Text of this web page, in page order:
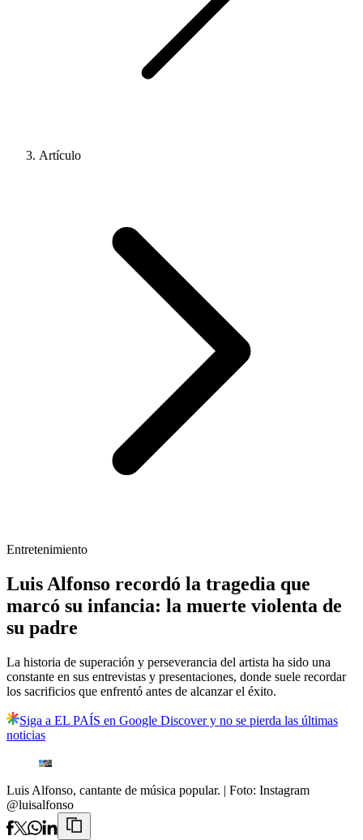
Artículo
Entretenimiento
Luis Alfonso recordó la tragedia que
marcó su infancia: la muerte violenta de
su padre
La historia de superación y perseverancia del artista ha sido una
constante en sus entrevistas y presentaciones, donde suele recordar
los sacrificios que enfrentó antes de alcanzar el éxito.
Siga a EL PAÍS en Google Discover y no se pierda las últimas
noticias
Luis Alfonso, cantante de música popular. | Foto: Instagram
@luisalfonso